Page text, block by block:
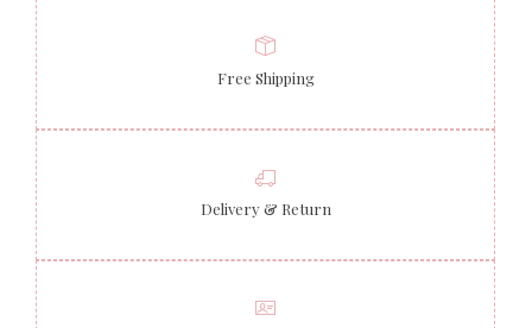
Free Shipping
Delivery & Return